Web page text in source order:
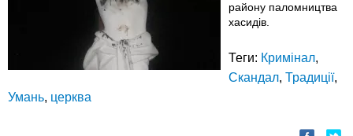
району паломництва
хасидів.
Теги: Кримінал,
Скандал, Традиції,
Умань, церква